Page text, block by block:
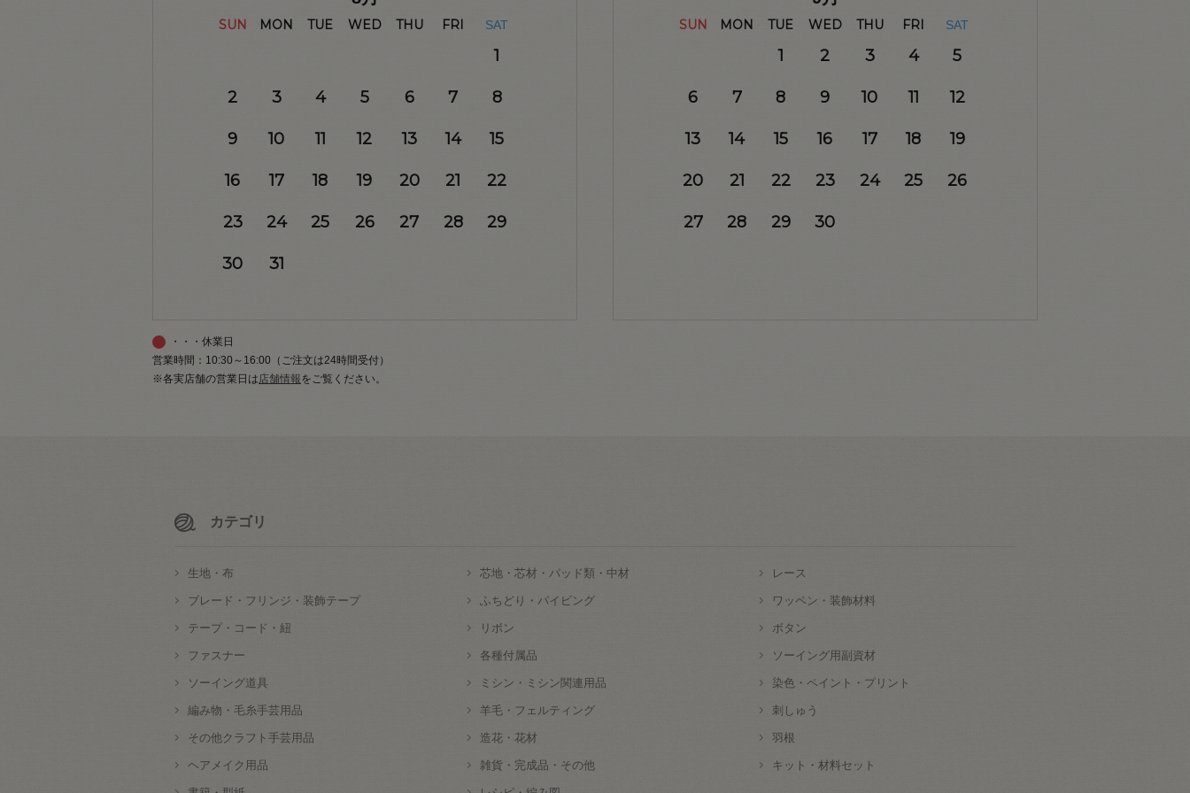
SUN MON TUE WED THU FRI SAT
1
2 3 4 5 6 7 8
9 10 11 12 13 14 15
16 17 18 19 20 21 22
23 24 25 26 27 28 29
30 31
SUN MON TUE WED THU FRI SAT
1 2 3 4 5
6 7 8 9 10 11 12
13 14 15 16 17 18 19
20 21 22 23 24 25 26
27 28 29 30
・・・休業日
営業時間：10:30～16:00（ご注文は24時間受付）
※各実店舗の営業日は店舗情報をご覧ください。
カテゴリ
生地・布 芯地・芯材・パッド類・中材 レース
ブレード・フリンジ・装飾テープ ふちどり・パイピング ワッペン・装飾材料
テープ・コード・紐 リボン ボタン
ファスナー 各種付属品 ソーイング用副資材
ソーイング道具 ミシン・ミシン関連用品 染色・ペイント・プリント
編み物・毛糸手芸用品 羊毛・フェルティング 刺しゅう
その他クラフト手芸用品 造花・花材 羽根
ヘアメイク用品 雑貨・完成品・その他 キット・材料セット